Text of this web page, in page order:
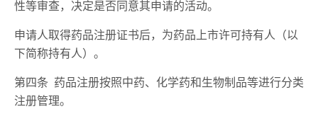
性等审查，决定是否同意其申请的活动。
申请人取得药品注册证书后，为药品上市许可持有人（以
下简称持有人）。
第四条 药品注册按照中药、化学药和生物制品等进行分类
注册管理。